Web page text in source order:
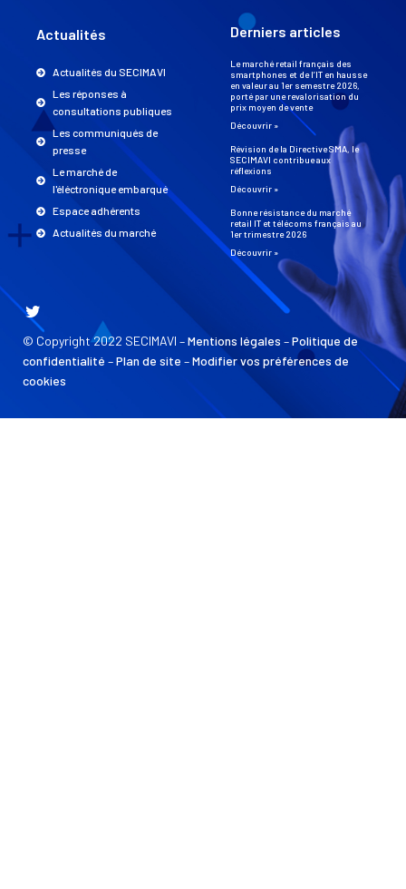
Actualités
Actualités du SECIMAVI
Les réponses à
consultations publiques
Les communiqués de
presse
Le marché de
l'éléctronique embarqué
Espace adhérents
Actualités du marché
Derniers articles
Le marché retail français des
smartphones et de l’IT en hausse
en valeur au 1er semestre 2026,
porté par une revalorisation du
prix moyen de vente
Découvrir »
Révision de la Directive SMA, le
SECIMAVI contribue aux
réflexions
Découvrir »
Bonne résistance du marché
retail IT et télécoms français au
1er trimestre 2026
Découvrir »
© Copyright 2022 SECIMAVI –Mentions légales –Politique de
confidentialité –Plan de site –Modifier vos préférences de
cookies